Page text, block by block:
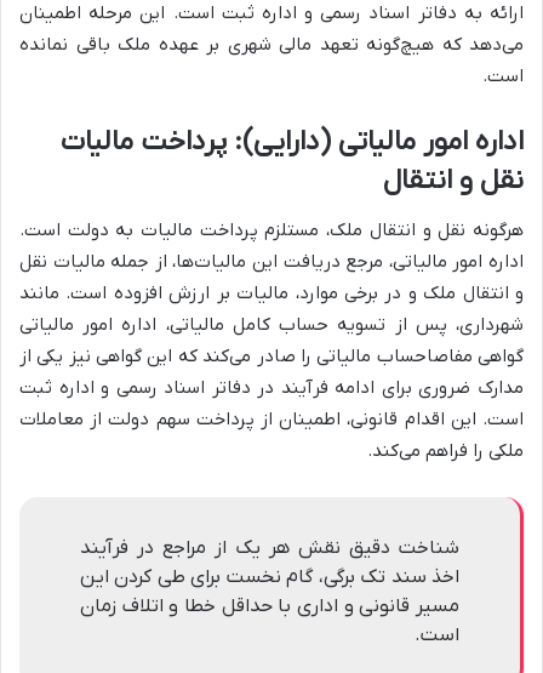
ارائه به دفاتر اسناد رسمی و اداره ثبت است. این مرحله اطمینان
می‌دهد که هیچ‌گونه تعهد مالی شهری بر عهده ملک باقی نمانده
است.
اداره امور مالیاتی (دارایی): پرداخت مالیات
نقل و انتقال
هرگونه نقل و انتقال ملک، مستلزم پرداخت مالیات به دولت است.
اداره امور مالیاتی، مرجع دریافت این مالیات‌ها، از جمله مالیات نقل
و انتقال ملک و در برخی موارد، مالیات بر ارزش افزوده است. مانند
شهرداری، پس از تسویه حساب کامل مالیاتی، اداره امور مالیاتی
گواهی مفاصاحساب مالیاتی را صادر می‌کند که این گواهی نیز یکی از
مدارک ضروری برای ادامه فرآیند در دفاتر اسناد رسمی و اداره ثبت
است. این اقدام قانونی، اطمینان از پرداخت سهم دولت از معاملات
ملکی را فراهم می‌کند.
شناخت دقیق نقش هر یک از مراجع در فرآیند
اخذ سند تک برگی، گام نخست برای طی کردن این
مسیر قانونی و اداری با حداقل خطا و اتلاف زمان
است.